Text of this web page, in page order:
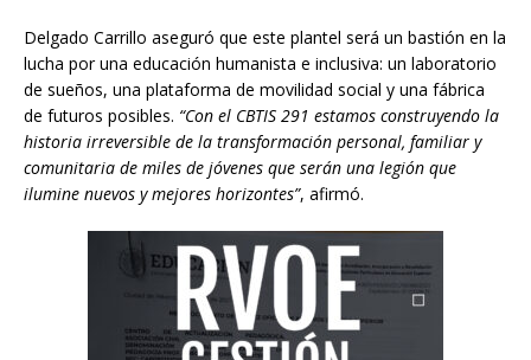
Delgado Carrillo aseguró que este plantel será un bastión en la
lucha por una educación humanista e inclusiva: un laboratorio
de sueños, una plataforma de movilidad social y una fábrica
de futuros posibles. “Con el CBTIS 291 estamos construyendo la
historia irreversible de la transformación personal, familiar y
comunitaria de miles de jóvenes que serán una legión que
ilumine nuevos y mejores horizontes”, afirmó.